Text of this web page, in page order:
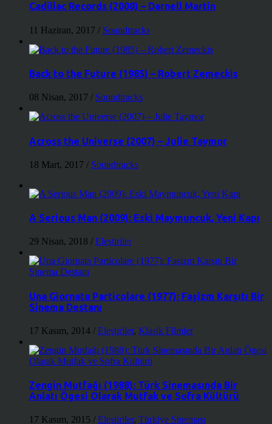
Cadillac Records (2008) – Darnell Martin
11 Haziran, 2017 / Soundtracks
Back to the Future (1985) – Robert Zemeckis
08 Nisan, 2017 / Soundtracks
Across the Universe (2007) – Julie Taymor
18 Mart, 2017 / Soundtracks
A Serious Man (2009): Eski Maymuncuk, Yeni Kapı
29 Nisan, 2018 / Eleştiriler
Una Giornata Particolare (1977): Faşizm Karşıtı Bir
Sinema Destanı
17 Kasım, 2014 / Eleştiriler, Klasik Filmler
Zengin Mutfağı (1988): Türk Sinemasında Bir
Anlatı Ögesi Olarak Mutfak ve Sofra Kültürü
17 Kasım, 2015 / Eleştiriler, Türkiye Sineması